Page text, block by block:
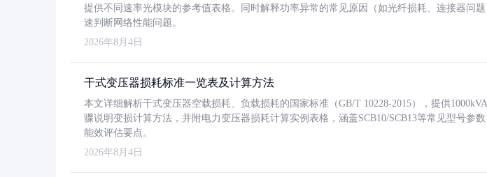
提供不同速率光模块的参考值表格。同时解释功率异常的常见原因（如光纤损耗、连接器问
速判断网络性能问题。
2026年8月4日
干式变压器损耗标准一览表及计算方法
本文详细解析干式变压器空载损耗、负载损耗的国家标准（GB/T 10228-2015），提供
骤说明变损计算方法，并附电力变压器损耗计算实例表格，涵盖SCB10/SCB13等常见型号参
能效评估要点。
2026年8月4日